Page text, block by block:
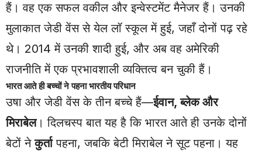
हैं। वह एक सफल वकील और इन्वेस्टमेंट मैनेजर हैं। उनकी
मुलाकात जेडी वेंस से येल लॉ स्कूल में हुई, जहाँ दोनों पढ़ रहे
थे। 2014 में उनकी शादी हुई, और अब वह अमेरिकी
राजनीति में एक प्रभावशाली व्यक्तित्व बन चुकी हैं।
भारत आते ही बच्चों ने पहना भारतीय परिधान
उषा और जेडी वेंस के तीन बच्चे हैं—ईवान, ब्लेक और
मिराबेल। दिलचस्प बात यह है कि भारत आते ही उनके दोनों
बेटों नेकुर्तापहना, जबकि बेटी मिराबेल ने सूट पहना। यह